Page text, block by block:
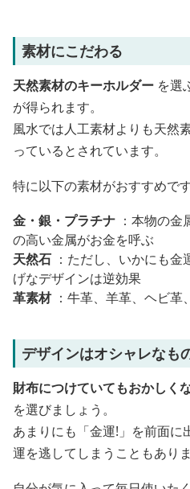
素材にこだわる
天然素材のキーホルダー を選
が得られます。
風水では人工素材よりも天然
っているとされています。
特に以下の素材がおすすめです
金・銀・プラチナ ：本物の
の高い金属がお金を呼ぶ
天然石 ：ただし、いかにも
げなデザインは逆効果
革素材：牛革、羊革、ヘビ革
デザインはオシャレなも
財布につけていてもおかしく
を選びましょう。
あまりにも「金運!」を前面に
運を逃してしまうこともありま